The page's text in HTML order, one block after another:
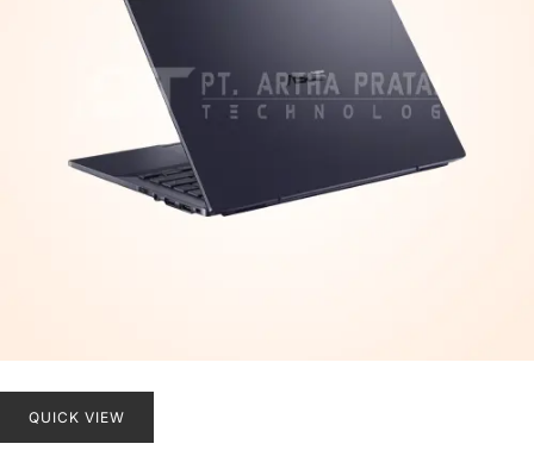
QUICK VIEW